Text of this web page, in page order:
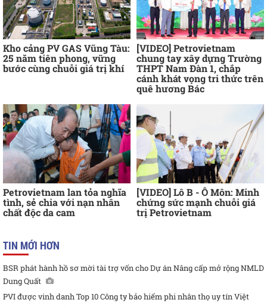
Kho cảng PV GAS Vũng Tàu:
25 năm tiên phong, vững
bước cùng chuỗi giá trị khí
[VIDEO] Petrovietnam
chung tay xây dựng Trường
THPT Nam Đàn 1, chắp
cánh khát vọng tri thức trên
quê hương Bác
Petrovietnam lan tỏa nghĩa
tình, sẻ chia với nạn nhân
chất độc da cam
[VIDEO] Lô B - Ô Môn: Minh
chứng sức mạnh chuỗi giá
trị Petrovietnam
TIN MỚI HƠN
BSR phát hành hồ sơ mời tài trợ vốn cho Dự án Nâng cấp mở rộng NMLD
Dung Quất
PVI được vinh danh Top 10 Công ty bảo hiểm phi nhân thọ uy tín Việt